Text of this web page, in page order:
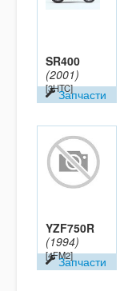
SR400
(2001)
[3HTC]Запчасти
YZF750R
(1994)
[4FM2]Запчасти